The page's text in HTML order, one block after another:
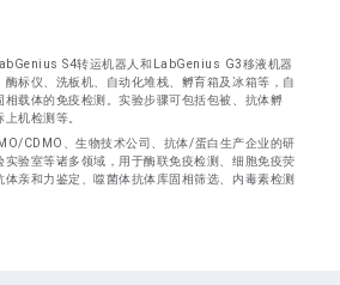
S4转运机器人和LabGenius G3移液机器
酶标仪、洗板机、自动化堆栈、孵育箱及冰箱等，自
载体的免疫检测。实验步骤可包括包被、抗体孵
机检测等。
CDMO、生物技术公司、抗体/蛋白生产企业的研
验室等诸多领域，用于酶联免疫检测、细胞免疫荧
亲和力鉴定、噬菌体抗体库固相筛选、内毒素检测